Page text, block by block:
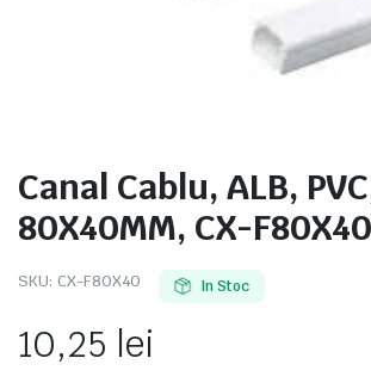
Canal Cablu, ALB,
80X40MM, CX-F80X40
SKU: CX-F80X40 In Stoc
10,25 lei